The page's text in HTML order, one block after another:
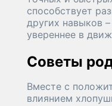
способствует
других навыков
увереннее в
Советы
Вместе с
влиянием